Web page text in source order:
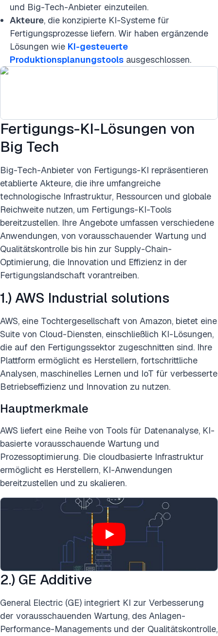
und Big-Tech-Anbieter einzuteilen.
Akteure, die konzipierte KI-Systeme für
Fertigungsprozesse liefern. Wir haben ergänzende
Lösungen wie KI-gesteuerte
Produktionsplanungstools ausgeschlossen.
Fertigungs-KI-Lösungen von
Big Tech
Big-Tech-Anbieter von Fertigungs-KI repräsentieren
etablierte Akteure, die ihre umfangreiche
technologische Infrastruktur, Ressourcen und globale
Reichweite nutzen, um Fertigungs-KI-Tools
bereitzustellen. Ihre Angebote umfassen verschiedene
Anwendungen, von vorausschauender Wartung und
Qualitätskontrolle bis hin zur Supply-Chain-
Optimierung, die Innovation und Effizienz in der
Fertigungslandschaft vorantreiben.
1.) AWS Industrial solutions
AWS, eine Tochtergesellschaft von Amazon, bietet eine
Suite von Cloud-Diensten, einschließlich KI-Lösungen,
die auf den Fertigungssektor zugeschnitten sind. Ihre
Plattform ermöglicht es Herstellern, fortschrittliche
Analysen, maschinelles Lernen und IoT für verbesserte
Betriebseffizienz und Innovation zu nutzen.
Hauptmerkmale
AWS liefert eine Reihe von Tools für Datenanalyse, KI-
basierte vorausschauende Wartung und
Prozessoptimierung. Die cloudbasierte Infrastruktur
ermöglicht es Herstellern, KI-Anwendungen
bereitzustellen und zu skalieren.
2.) GE Additive
General Electric (GE) integriert KI zur Verbesserung
der vorausschauenden Wartung, des Anlagen-
Performance-Managements und der Qualitätskontrolle,